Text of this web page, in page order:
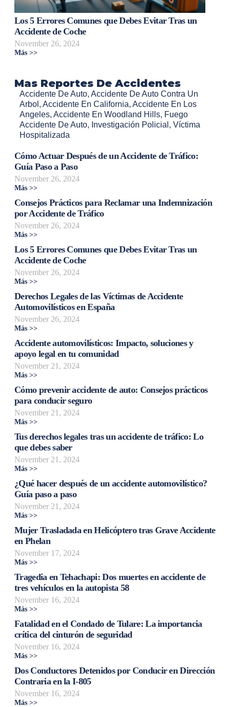
Los 5 Errores Comunes que Debes Evitar Tras un
Accidente de Coche
November 26, 2024
Más >>
Mas Reportes De Accidentes
Accidente De Auto, Accidente De Auto Contra Un
Arbol , Accidente En California, Accidente En Los
Angeles, Accidente En Woodland Hills, Fuego
Accidente De Auto, Investigación Policial , Víctima
Hospitalizada
Cómo Actuar Después de un Accidente de Tráfico:
Guía Paso a Paso
November 26, 2024
Más >>
Consejos Prácticos para Reclamar una Indemnización
por Accidente de Tráfico
November 26, 2024
Más >>
Los 5 Errores Comunes que Debes Evitar Tras un
Accidente de Coche
November 26, 2024
Más >>
Derechos Legales de las Víctimas de Accidente
Automovilísticos en España
November 26, 2024
Más >>
Accidente automovilísticos: Impacto, soluciones y
apoyo legal en tu comunidad
November 21, 2024
Más >>
Cómo prevenir accidente de auto: Consejos prácticos
para conducir seguro
November 21, 2024
Más >>
Tus derechos legales tras un accidente de tráfico: Lo
que debes saber
November 21, 2024
Más >>
¿Qué hacer después de un accidente automovilístico?
Guía paso a paso
November 21, 2024
Más >>
Mujer Trasladada en Helicóptero tras Grave Accidente
en Phelan
November 17, 2024
Más >>
Tragedia en Tehachapi: Dos muertes en accidente de
tres vehículos en la autopista 58
November 16, 2024
Más >>
Fatalidad en el Condado de Tulare: La importancia
crítica del cinturón de seguridad
November 16, 2024
Más >>
Dos Conductores Detenidos por Conducir en Dirección
Contraria en la I-805
November 16, 2024
Más >>